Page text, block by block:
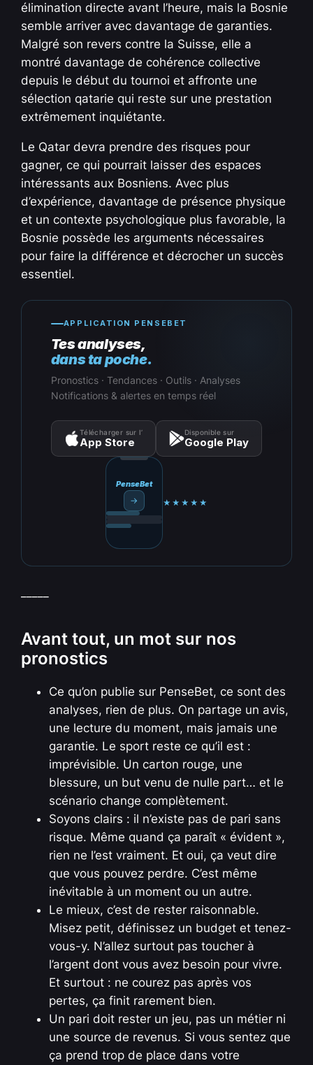
élimination directe avant l’heure, mais la Bosnie
semble arriver avec davantage de garanties.
Malgré son revers contre la Suisse, elle a
montré davantage de cohérence collective
depuis le début du tournoi et affronte une
sélection qatarie qui reste sur une prestation
extrêmement inquiétante.
Le Qatar devra prendre des risques pour
gagner, ce qui pourrait laisser des espaces
intéressants aux Bosniens. Avec plus
d’expérience, davantage de présence physique
et un contexte psychologique plus favorable, la
Bosnie possède les arguments nécessaires
pour faire la différence et décrocher un succès
essentiel.
APPLICATION PENSEBET
Tes analyses,
dans ta poche.
Pronostics · Tendances · Outils · Analyses
Notifications & alertes en temps réel
Télécharger sur l’
App Store
Disponible sur
Google Play
PenseBet
→ ★★★★★
Avant tout, un mot sur nos
pronostics
Ce qu’on publie sur PenseBet, ce sont des
analyses, rien de plus. On partage un avis,
une lecture du moment, mais jamais une
garantie. Le sport reste ce qu’il est :
imprévisible. Un carton rouge, une
blessure, un but venu de nulle part… et le
scénario change complètement.
Soyons clairs : il n’existe pas de pari sans
risque. Même quand ça paraît « évident »,
rien ne l’est vraiment. Et oui, ça veut dire
que vous pouvez perdre. C’est même
inévitable à un moment ou un autre.
Le mieux, c’est de rester raisonnable.
Misez petit, définissez un budget et tenez-
vous-y. N’allez surtout pas toucher à
l’argent dont vous avez besoin pour vivre.
Et surtout : ne courez pas après vos
pertes, ça finit rarement bien.
Un pari doit rester un jeu, pas un métier ni
une source de revenus. Si vous sentez que
ça prend trop de place dans votre